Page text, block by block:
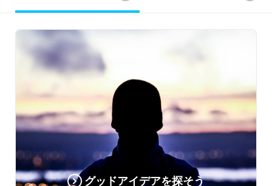
グッドアイデアを探そう